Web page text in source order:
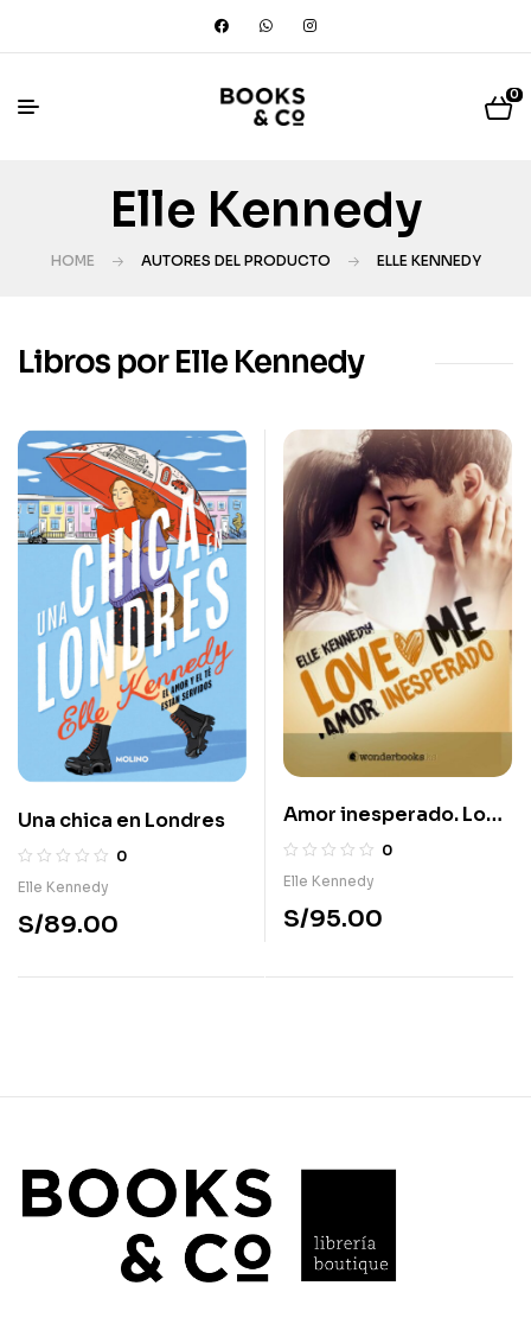
0
Elle Kennedy
HOME AUTORES DEL PRODUCTO ELLE KENNEDY
Libros por Elle Kennedy
Una chica en Londres
0
Elle Kennedy
S/89.00
Amor inesperado. Love
Me 2
0
Elle Kennedy
S/95.00